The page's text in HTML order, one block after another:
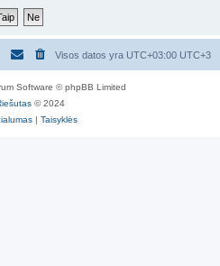
Visos datos yra UTC+03:00 UTC+3
Software © phpBB Limited
© 2024
| Taisyklės